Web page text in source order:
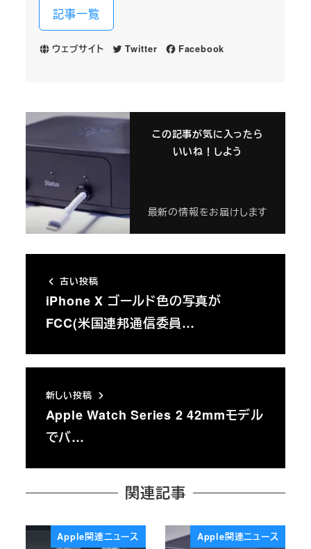
記事一覧
ウェブサイト Twitter Facebook
この記事が気に入ったら
いいね！しよう
最新の情報をお届けします
古い投稿
iPhone X ゴールド色の写真が
FCC(米国連邦通信委員…
新しい投稿
Apple Watch Series 2 42mmモデル
でバ…
関連記事
Apple関連ニュース Apple関連ニュース